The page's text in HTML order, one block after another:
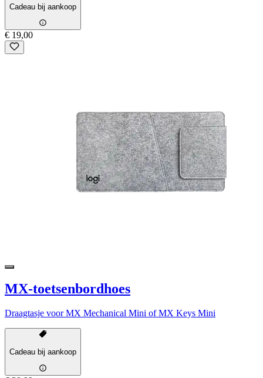
Cadeau bij aankoop
€ 19,00
MX-toetsenbordhoes
Draagtasje voor MX Mechanical Mini of MX Keys Mini
Cadeau bij aankoop